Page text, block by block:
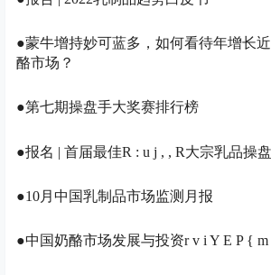
●蒙牛增持妙可蓝多，如何看待年增长近
酪市场？
●第七期操盘手大奖赛排行榜
●报名 | 首届最佳R : u j , , R大宗乳品操
●10月中国乳制品市场监测月报
●中国奶酪市场发展与投资r v i Y E P { m